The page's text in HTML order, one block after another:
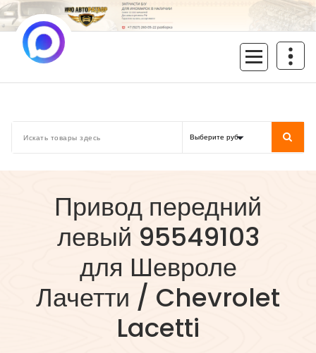
Перейти
к
содержимому
Привод передний
левый 95549103
для Шевроле
Лачетти / Chevrolet
Lacetti